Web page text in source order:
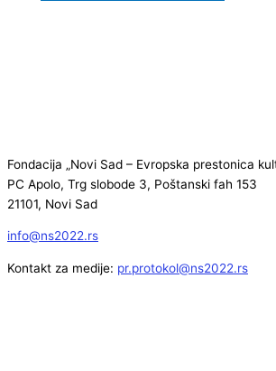
Fondacija „Novi Sad – Evropska prestonica
PC Apolo, Trg slobode 3, Poštanski fah 153
21101, Novi Sad
info@ns2022.rs
Kontakt za medije: pr.protokol@ns2022.rs